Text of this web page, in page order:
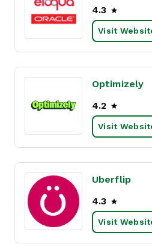
4.3
Visit
Optimizely
4.2
Visit
Uberflip
4.3
Visit